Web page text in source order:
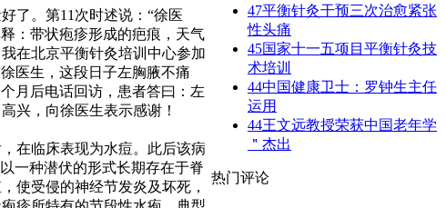
了。第11次时述说：“徐医
：带状疱疹形成的疤痕，天气
在北京平衡针灸培训中心参加
医生，这段日子左胸腋不痛
月后电话回访，患者答曰：左
兴，向徐医生表示感谢！
在临床表现为水痘。此后该病
一种潜伏的形式长期存在于脊
使受侵的神经节发炎及坏死，
47平衡针灸干预三次治愈紧张
性头痛
45国家十一五项目平衡针灸技
术培训
44​中国健康卫士：罗钟生主任
运用
44王文远教授荣获中国老年学
＂杰出
热门评论